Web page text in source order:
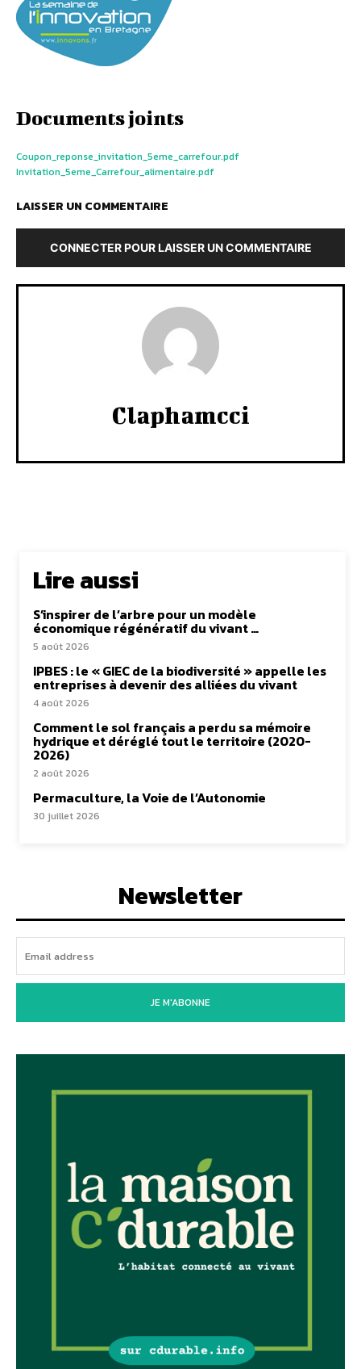
Documents joints
Coupon_reponse_invitation_5eme_carrefour.pdf
Invitation_5eme_Carrefour_alimentaire.pdf
LAISSER UN COMMENTAIRE
CONNECTER POUR LAISSER UN COMMENTAIRE
Claphamcci
Lire aussi
S’inspirer de l’arbre pour un modèle
économique régénératif du vivant …
5 août 2026
IPBES : le « GIEC de la biodiversité » appelle les
entreprises à devenir des alliées du vivant
4 août 2026
Comment le sol français a perdu sa mémoire
hydrique et déréglé tout le territoire (2020-
2026)
2 août 2026
Permaculture, la Voie de l’Autonomie
30 juillet 2026
Newsletter
JE M'ABONNE